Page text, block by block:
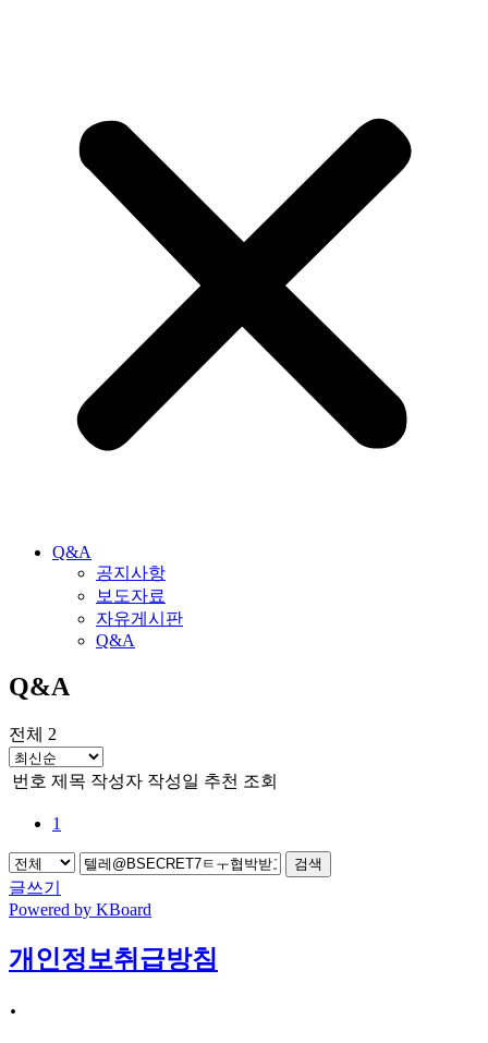
Q&A
공지사항
보도자료
자유게시판
Q&A
Q&A
전체 2
번호 제목 작성자 작성일 추천 조회
1
검색
글쓰기
Powered by KBoard
개인정보취급방침
·